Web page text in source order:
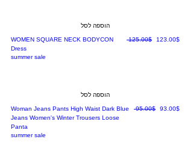
הוספה לסל
WOMEN SQUARE NECK BODYCON
Dress
מחיר רגיל‏125.00 ‏$ מחיר מבצע
‏123.00 ‏$
summer sale
הוספה לסל
Woman Jeans Pants High Waist Dark Blue
Jeans Women's Winter Trousers Loose
Panta
מחיר רגיל
‏95.00 ‏$ מחיר מבצע
‏93.00 ‏$
summer sale